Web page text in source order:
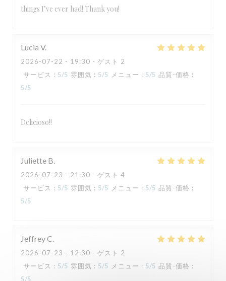
things I’ve ever had! Thank you!
Lucia V
2026-07-22 - 19:30 - ゲスト 2
サービス : 5/5 雰囲気 : 5/5 メニュー : 5/5 品質-価格 :
5/5
Delicioso!!
Juliette B
2026-07-23 - 21:30 - ゲスト 4
サービス : 5/5 雰囲気 : 5/5 メニュー : 5/5 品質-価格 :
5/5
JeffreyC
2026-07-23 - 12:30 - ゲスト 2
サービス : 5/5 雰囲気 : 5/5 メニュー : 5/5 品質-価格 :
5/5